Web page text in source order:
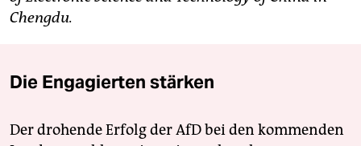
Chengdu.
Die Engagierten stärken
Der drohende Erfolg der AfD bei den kommenden